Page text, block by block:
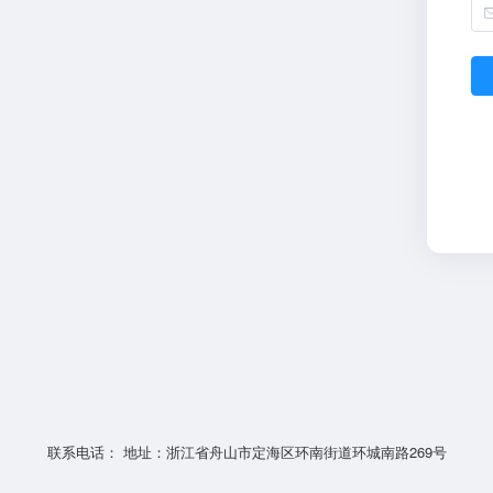
联系电话： 地址：浙江省舟山市定海区环南街道环城南路269号